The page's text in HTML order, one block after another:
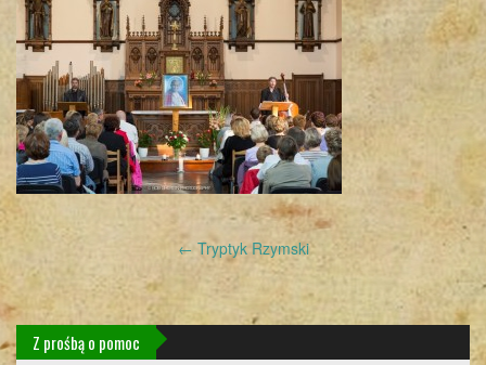
navigation
← Tryptyk Rzymski
Z prośbą o pomoc